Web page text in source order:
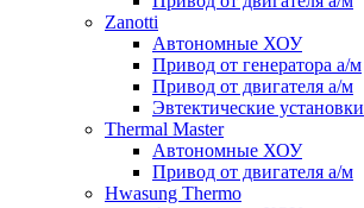
Zanotti
Автономные ХОУ
Привод от генератора а/м
Привод от двигателя а/м
Эвтектические установки
Thermal Master
Автономные ХОУ
Привод от двигателя а/м
Hwasung Thermo